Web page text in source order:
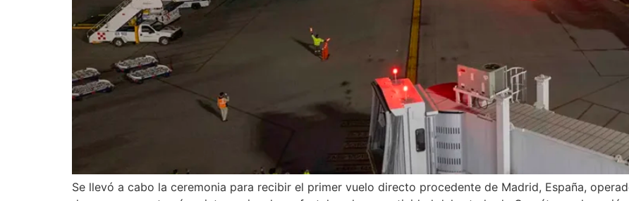
Se llevó a cabo la ceremonia para recibir el primer vuelo directo procedente de Madrid, España,